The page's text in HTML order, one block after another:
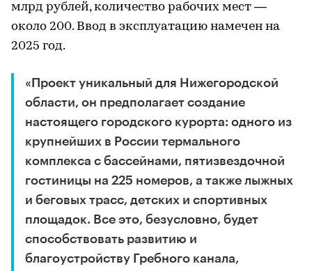
млрд рублей, количество рабочих мест —
около 200. Ввод в эксплуатацию намечен на
2025 год.
«Проект уникальный для Нижегородской
области, он предполагает создание
настоящего городского курорта: одного из
крупнейших в России термального
комплекса с бассейнами, пятизвездочной
гостиницы на 225 номеров, а также лыжных
и беговых трасс, детских и спортивных
площадок. Все это, безусловно, будет
способствовать развитию и
благоустройству Гребного канала,